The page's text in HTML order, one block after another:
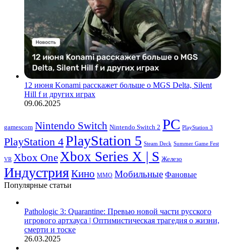
12 июня Konami расскажет больше о MGS Delta, Silent
Hill f и других играх
09.06.2025
gamescom Nintendo Switch Nintendo Switch 2 PC PlayStation 3
PlayStation 4PlayStation 5 Steam Deck Summer Game Fest
VR Xbox OneXbox Series X | S Железо
ИндустрияКино ММО Мобильные Фановые
Популярные статьи
Pathologic 3: Quarantine: Превью новой части русского
игрового артхауса | Оптимистическая трагедия о жизни,
смерти и тоске
26.03.2025